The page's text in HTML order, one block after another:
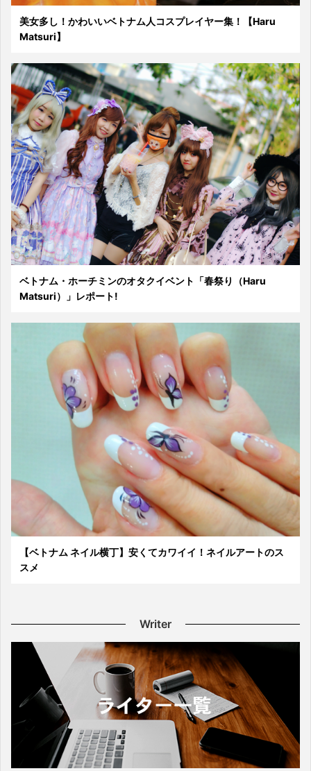
美女多し！かわいいベトナム人コスプレイヤー集！【Haru
Matsuri】
ベトナム・ホーチミンのオタクイベント「春祭り（Haru
Matsuri）」レポート!
【ベトナム ネイル横丁】安くてカワイイ！ネイルアートのス
スメ
Writer